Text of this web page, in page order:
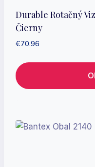
Durable Rotačný
Čierny
€70.96